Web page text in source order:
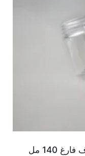
برطمان مستحضرات تجميل شفاف فارغ 140 مل